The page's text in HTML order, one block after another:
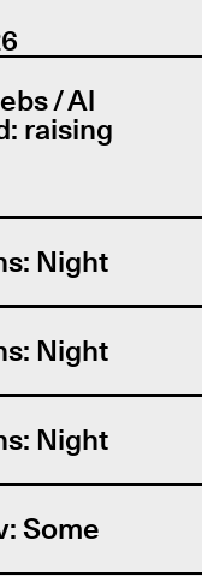
/ Al
raising
Night
Night
Night
Some